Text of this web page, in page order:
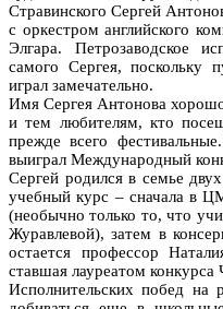
Стравинского Сергей
с оркестром английского
Элгара. Петрозаводское
самого Сергея, поскольку
играл замечательно.
Имя Сергея Антонова
и тем любителям, кто
прежде всего
выиграл Международный
Сергей родился в семье
учебный курс – сначала в
(необычно только то, что
Журавлевой), затем в
остается профессор
ставшая лауреатом конкурса
Исполнительских побед на